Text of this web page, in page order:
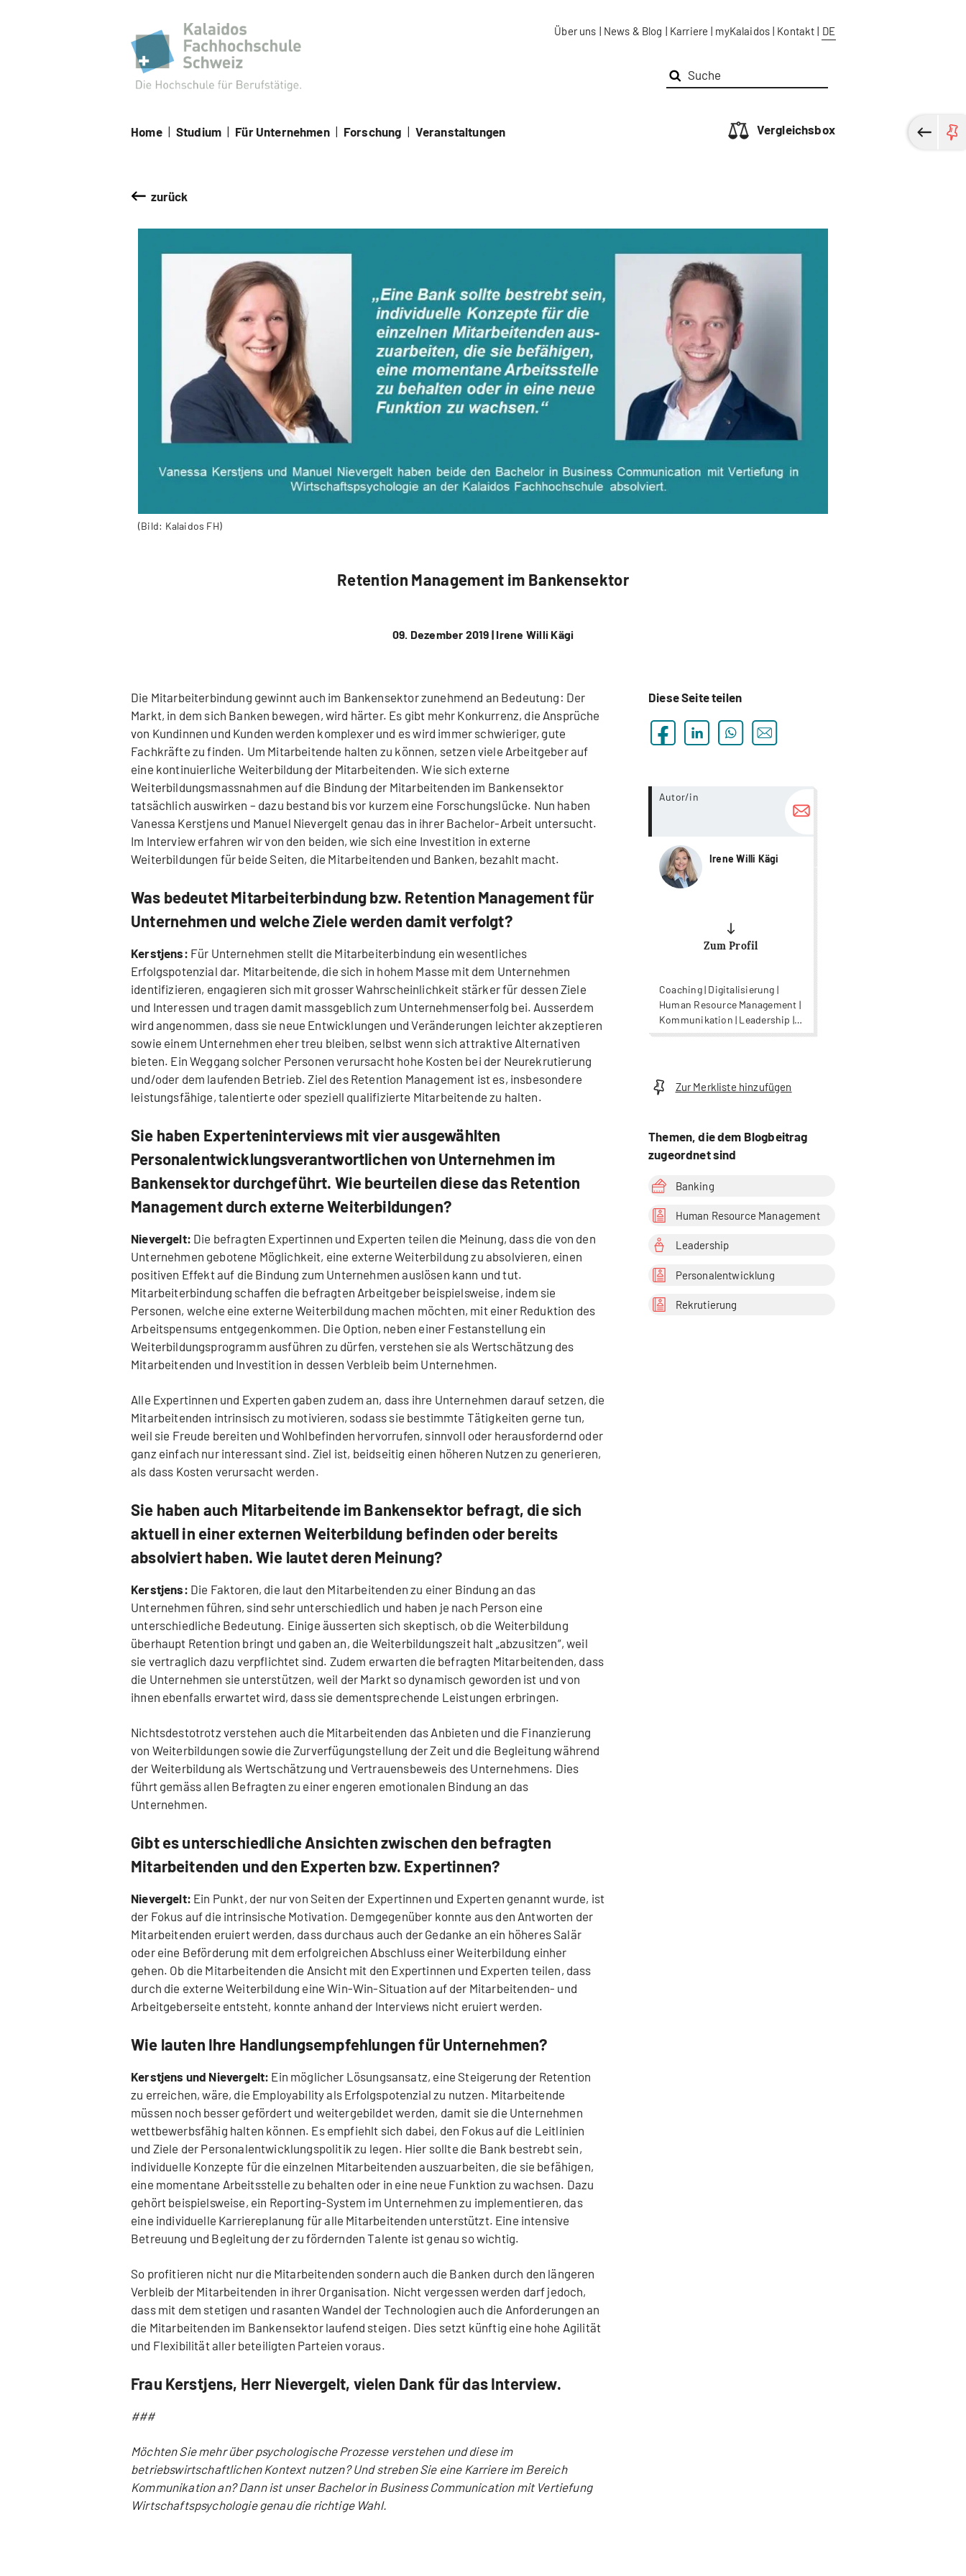
Über uns | News & Blog | Karriere | myKalaidos | Kontakt | DE
Home Studium Für Unternehmen Forschung Veranstaltungen Vergleichsbox
zurück
(Bild: Kalaidos FH)
Retention Management im Bankensektor
09. Dezember 2019 | Irene Willi Kägi
Die Mitarbeiterbindung gewinnt auch im Bankensektor zunehmend an Bedeutung: Der
Markt, in dem sich Banken bewegen, wird härter. Es gibt mehr Konkurrenz, die Ansprüche
von Kundinnen und Kunden werden komplexer und es wird immer schwieriger, gute
Fachkräfte zu finden. Um Mitarbeitende halten zu können, setzen viele Arbeitgeber auf
eine kontinuierliche Weiterbildung der Mitarbeitenden. Wie sich externe
Weiterbildungsmassnahmen auf die Bindung der Mitarbeitenden im Bankensektor
tatsächlich auswirken – dazu bestand bis vor kurzem eine Forschungslücke. Nun haben
Vanessa Kerstjens und Manuel Nievergelt genau das in ihrer Bachelor-Arbeit untersucht.
Im Interview erfahren wir von den beiden, wie sich eine Investition in externe
Weiterbildungen für beide Seiten, die Mitarbeitenden und Banken, bezahlt macht.
Was bedeutet Mitarbeiterbindung bzw. Retention Management für
Unternehmen und welche Ziele werden damit verfolgt?
Kerstjens: Für Unternehmen stellt die Mitarbeiterbindung ein wesentliches
Erfolgspotenzial dar. Mitarbeitende, die sich in hohem Masse mit dem Unternehmen
identifizieren, engagieren sich mit grosser Wahrscheinlichkeit stärker für dessen Ziele
und Interessen und tragen damit massgeblich zum Unternehmenserfolg bei. Ausserdem
wird angenommen, dass sie neue Entwicklungen und Veränderungen leichter akzeptieren
sowie einem Unternehmen eher treu bleiben, selbst wenn sich attraktive Alternativen
bieten. Ein Weggang solcher Personen verursacht hohe Kosten bei der Neurekrutierung
und/oder dem laufenden Betrieb. Ziel des Retention Management ist es, insbesondere
leistungsfähige, talentierte oder speziell qualifizierte Mitarbeitende zu halten.
Sie haben Experteninterviews mit vier ausgewählten
Personalentwicklungsverantwortlichen von Unternehmen im
Bankensektor durchgeführt. Wie beurteilen diese das Retention
Management durch externe Weiterbildungen?
Nievergelt: Die befragten Expertinnen und Experten teilen die Meinung, dass die von den
Unternehmen gebotene Möglichkeit, eine externe Weiterbildung zu absolvieren, einen
positiven Effekt auf die Bindung zum Unternehmen auslösen kann und tut.
Mitarbeiterbindung schaffen die befragten Arbeitgeber beispielsweise, indem sie
Personen, welche eine externe Weiterbildung machen möchten, mit einer Reduktion des
Arbeitspensums entgegenkommen. Die Option, neben einer Festanstellung ein
Weiterbildungsprogramm ausführen zu dürfen, verstehen sie als Wertschätzung des
Mitarbeitenden und Investition in dessen Verbleib beim Unternehmen.
Alle Expertinnen und Experten gaben zudem an, dass ihre Unternehmen darauf setzen, die
Mitarbeitenden intrinsisch zu motivieren, sodass sie bestimmte Tätigkeiten gerne tun,
weil sie Freude bereiten und Wohlbefinden hervorrufen, sinnvoll oder herausfordernd oder
ganz einfach nur interessant sind. Ziel ist, beidseitig einen höheren Nutzen zu generieren,
als dass Kosten verursacht werden.
Sie haben auch Mitarbeitende im Bankensektor befragt, die sich
aktuell in einer externen Weiterbildung befinden oder bereits
absolviert haben. Wie lautet deren Meinung?
Kerstjens: Die Faktoren, die laut den Mitarbeitenden zu einer Bindung an das
Unternehmen führen, sind sehr unterschiedlich und haben je nach Person eine
unterschiedliche Bedeutung. Einige äusserten sich skeptisch, ob die Weiterbildung
überhaupt Retention bringt und gaben an, die Weiterbildungszeit halt „abzusitzen“, weil
sie vertraglich dazu verpflichtet sind. Zudem erwarten die befragten Mitarbeitenden, dass
die Unternehmen sie unterstützen, weil der Markt so dynamisch geworden ist und von
ihnen ebenfalls erwartet wird, dass sie dementsprechende Leistungen erbringen.
Nichtsdestotrotz verstehen auch die Mitarbeitenden das Anbieten und die Finanzierung
von Weiterbildungen sowie die Zurverfügungstellung der Zeit und die Begleitung während
der Weiterbildung als Wertschätzung und Vertrauensbeweis des Unternehmens. Dies
führt gemäss allen Befragten zu einer engeren emotionalen Bindung an das
Unternehmen.
Gibt es unterschiedliche Ansichten zwischen den befragten
Mitarbeitenden und den Experten bzw. Expertinnen?
Nievergelt: Ein Punkt, der nur von Seiten der Expertinnen und Experten genannt wurde, ist
der Fokus auf die intrinsische Motivation. Demgegenüber konnte aus den Antworten der
Mitarbeitenden eruiert werden, dass durchaus auch der Gedanke an ein höheres Salär
oder eine Beförderung mit dem erfolgreichen Abschluss einer Weiterbildung einher
gehen. Ob die Mitarbeitenden die Ansicht mit den Expertinnen und Experten teilen, dass
durch die externe Weiterbildung eine Win-Win-Situation auf der Mitarbeitenden- und
Arbeitgeberseite entsteht, konnte anhand der Interviews nicht eruiert werden.
Wie lauten Ihre Handlungsempfehlungen für Unternehmen?
Kerstjens und Nievergelt: Ein möglicher Lösungsansatz, eine Steigerung der Retention
zu erreichen, wäre, die Employability als Erfolgspotenzial zu nutzen. Mitarbeitende
müssen noch besser gefördert und weitergebildet werden, damit sie die Unternehmen
wettbewerbsfähig halten können. Es empfiehlt sich dabei, den Fokus auf die Leitlinien
und Ziele der Personalentwicklungspolitik zu legen. Hier sollte die Bank bestrebt sein,
individuelle Konzepte für die einzelnen Mitarbeitenden auszuarbeiten, die sie befähigen,
eine momentane Arbeitsstelle zu behalten oder in eine neue Funktion zu wachsen. Dazu
gehört beispielsweise, ein Reporting-System im Unternehmen zu implementieren, das
eine individuelle Karriereplanung für alle Mitarbeitenden unterstützt. Eine intensive
Betreuung und Begleitung der zu fördernden Talente ist genau so wichtig.
So profitieren nicht nur die Mitarbeitenden sondern auch die Banken durch den längeren
Verbleib der Mitarbeitenden in ihrer Organisation. Nicht vergessen werden darf jedoch,
dass mit dem stetigen und rasanten Wandel der Technologien auch die Anforderungen an
die Mitarbeitenden im Bankensektor laufend steigen. Dies setzt künftig eine hohe Agilität
und Flexibilität aller beteiligten Parteien voraus.
Frau Kerstjens, Herr Nievergelt, vielen Dank für das Interview.
###
Möchten Sie mehr über psychologische Prozesse verstehen und diese im
betriebswirtschaftlichen Kontext nutzen? Und streben Sie eine Karriere im Bereich
Kommunikation an? Dann ist unser Bachelor in Business Communication mit Vertiefung
Wirtschaftspsychologie genau die richtige Wahl.
Diese Seite teilen
Autor/in
Irene Willi Kägi
Zum Profil
Coaching | Digitalisierung |
Human Resource Management |
Kommunikation | Leadership |
Organisationsentwicklung |
more...
Zur Merkliste hinzufügen
Themen, die dem Blogbeitrag
zugeordnet sind
Banking
Human Resource Management
Leadership
Personalentwicklung
Rekrutierung